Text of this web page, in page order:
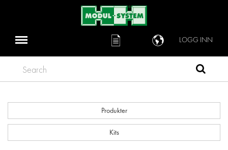
LOGG INN
Search
Produkter
Kits